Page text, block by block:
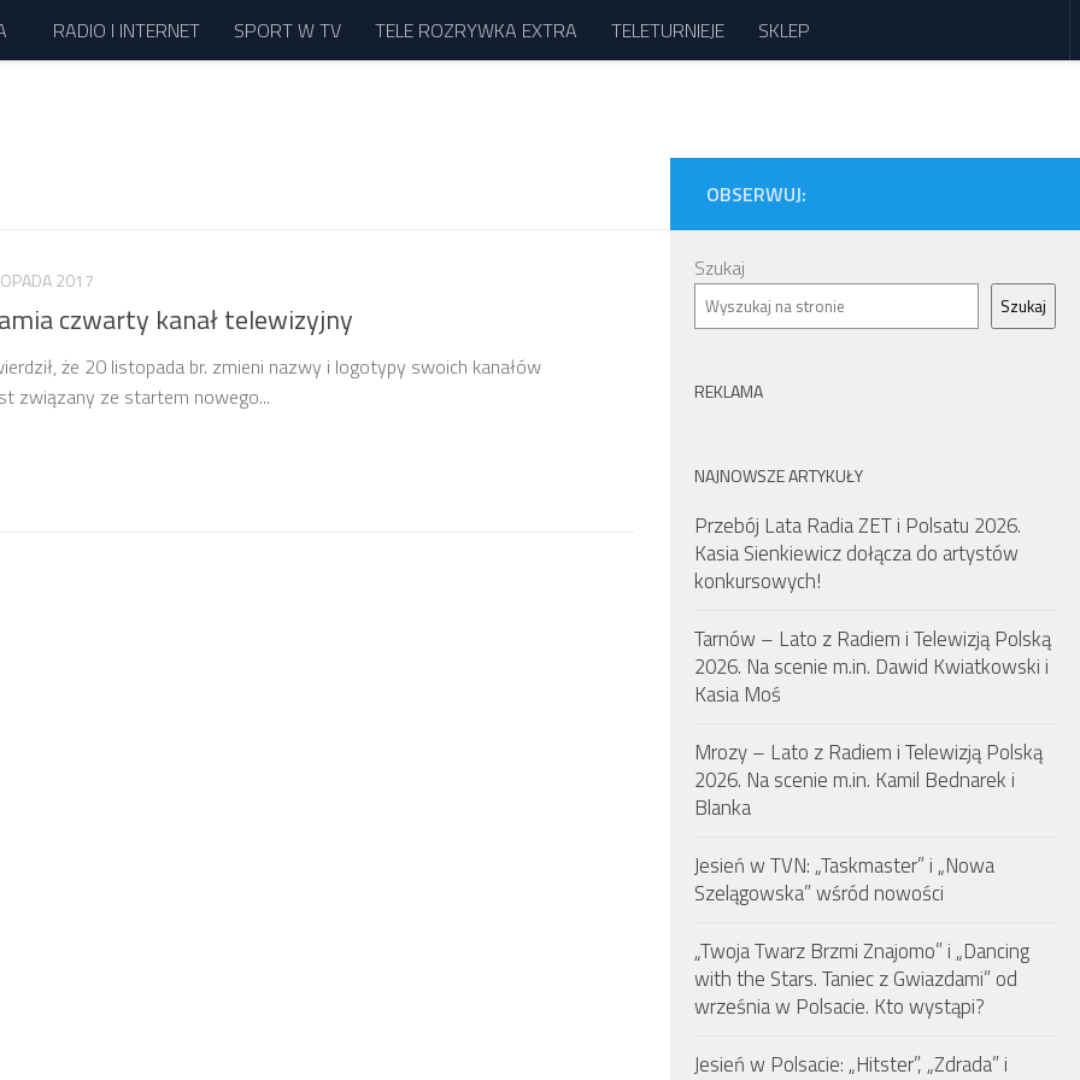
RADIO I INTERNET SPORT W TV TELE ROZRYWKA EXTRA TELETURNIEJE SKLEP
2017
czwarty kanał telewizyjny
że 20 listopada br. zmieni nazwy i logotypy swoich kanałów
związany ze startem nowego...
OBSERWUJ:
Szukaj
Szukaj
REKLAMA
NAJNOWSZE ARTYKUŁY
Przebój Lata Radia ZET i Polsatu 2026.
Kasia Sienkiewicz dołącza do artystów
konkursowych!
Tarnów – Lato z Radiem i Telewizją Polską
2026. Na scenie m.in. Dawid Kwiatkowski i
Kasia Moś
Mrozy – Lato z Radiem i Telewizją Polską
2026. Na scenie m.in. Kamil Bednarek i
Blanka
Jesień w TVN: „Taskmaster” i „Nowa
Szelągowska” wśród nowości
„Twoja Twarz Brzmi Znajomo” i „Dancing
with the Stars. Taniec z Gwiazdami” od
września w Polsacie. Kto wystąpi?
Jesień w Polsacie: „Hitster”, „Zdrada” i